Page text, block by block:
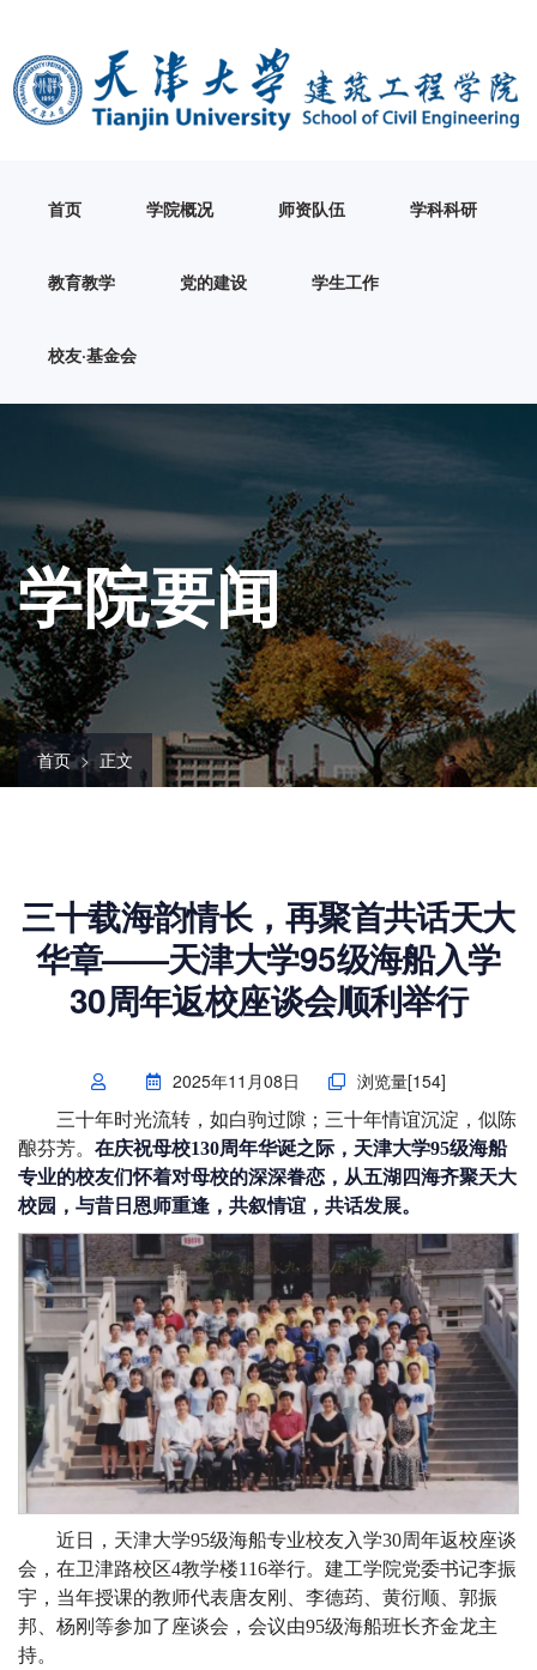
首页 学院概况 师资队伍 学科科研
教育教学 党的建设 学生工作
校友·基金会
学院要闻
首页 正文
三十载海韵情长，再聚首共话天大
华章——天津大学95级海船入学
30周年返校座谈会顺利举行
2025年11月08日 浏览量[154]
三十年时光流转，如白驹过隙；三十年情谊沉淀，似陈
酿芬芳。 在庆祝母校130周年华诞之际，天津大学95级海船
专业的校友们怀着对母校的深深眷恋，从五湖四海齐聚天大
校园，与昔日恩师重逢，共叙情谊，共话发展。
近日，天津大学95级海船专业校友入学30周年返校座谈
会，在卫津路校区4教学楼116举行。建工学院党委书记李振
宇，当年授课的教师代表唐友刚、李德荺、黄衍顺、郭振
邦、杨刚等参加了座谈会，会议由95级海船班长齐金龙主
持。